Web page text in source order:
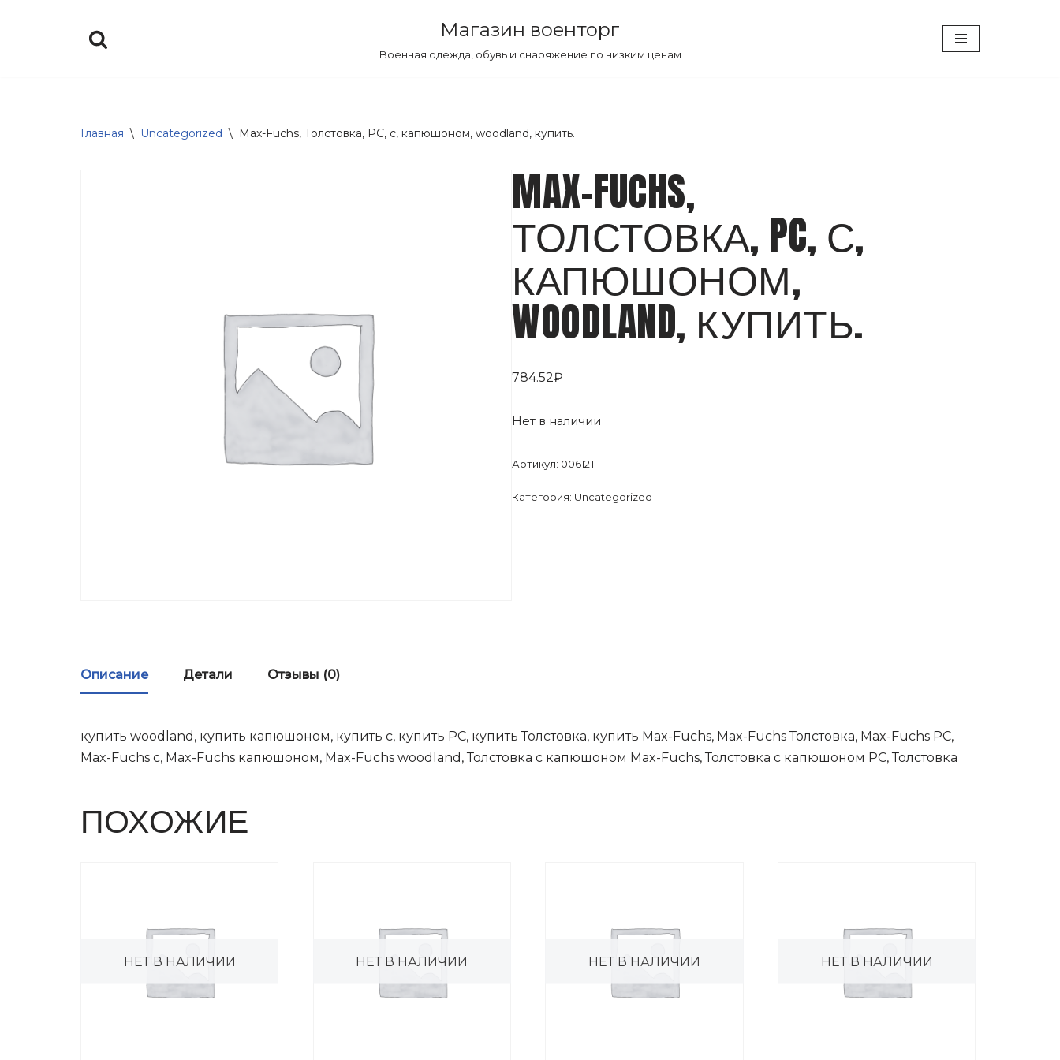
Магазин военторг
Военная одежда, обувь и снаряжение по низким ценам
Главная \ Uncategorized \ Max-Fuchs, Толстовка, PC, с, капюшоном, woodland, купить.
MAX-FUCHS,
ТОЛСТОВКА, PC, С,
КАПЮШОНОМ,
WOODLAND, КУПИТЬ.
784.52₽
Нет в наличии
Артикул: 00612T
Категория: Uncategorized
Описание Детали Отзывы (0)
купить woodland, купить капюшоном, купить с, купить PC, купить Толстовка, купить Max-Fuchs, Max-Fuchs Толстовка, Max-Fuchs PC,
Max-Fuchs с, Max-Fuchs капюшоном, Max-Fuchs woodland, Толстовка с капюшоном Max-Fuchs, Толстовка с капюшоном PC, Толстовка
ПОХОЖИЕ
НЕТ В НАЛИЧИИ НЕТ В НАЛИЧИИ НЕТ В НАЛИЧИИ НЕТ В НАЛИЧИИ